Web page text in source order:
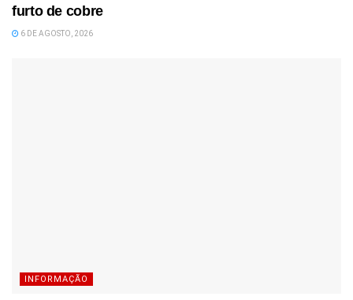
furto de cobre
6 DE AGOSTO, 2026
INFORMAÇÃO